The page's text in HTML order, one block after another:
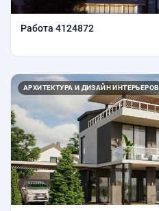
Работа 4124872
АРХИТЕКТУРА И ДИЗАЙН ИНТЕРЬЕРОВ